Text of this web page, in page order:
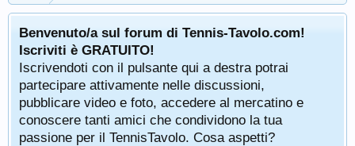
Benvenuto/a sul forum di Tennis-Tavolo.com!
Iscriviti è GRATUITO!
Iscrivendoti con il pulsante qui a destra potrai
partecipare attivamente nelle discussioni,
pubblicare video e foto, accedere al mercatino e
conoscere tanti amici che condividono la tua
passione per il TennisTavolo. Cosa aspetti?